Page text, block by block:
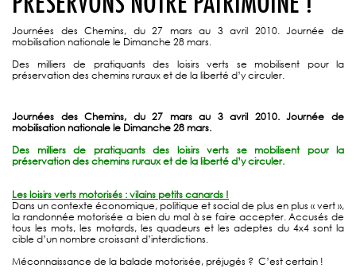
Journées des Chemins, du 27 mars au 3 avril 2010. Journée de
mobilisation nationale le Dimanche 28 mars.
Des milliers de pratiquants des loisirs verts se mobilisent pour la
préservation des chemins ruraux et de la liberté d’y circuler.
Journées des Chemins, du 27 mars au 3 avril 2010. Journée de
mobilisation nationale le Dimanche 28 mars.
Des milliers de pratiquants des loisirs verts se mobilisent pour la
préservation des chemins ruraux et de la liberté d’y circuler.
Les loisirs verts motorisés : vilains petits canards !
Dans un contexte économique, politique et social de plus en plus « vert »,
la randonnée motorisée a bien du mal à se faire accepter. Accusés de
tous les mots, les motards, les quadeurs et les adeptes du 4x4 sont la
cible d’un nombre croissant d’interdictions.
Méconnaissance de la balade motorisée, préjugés ? C’est certain !